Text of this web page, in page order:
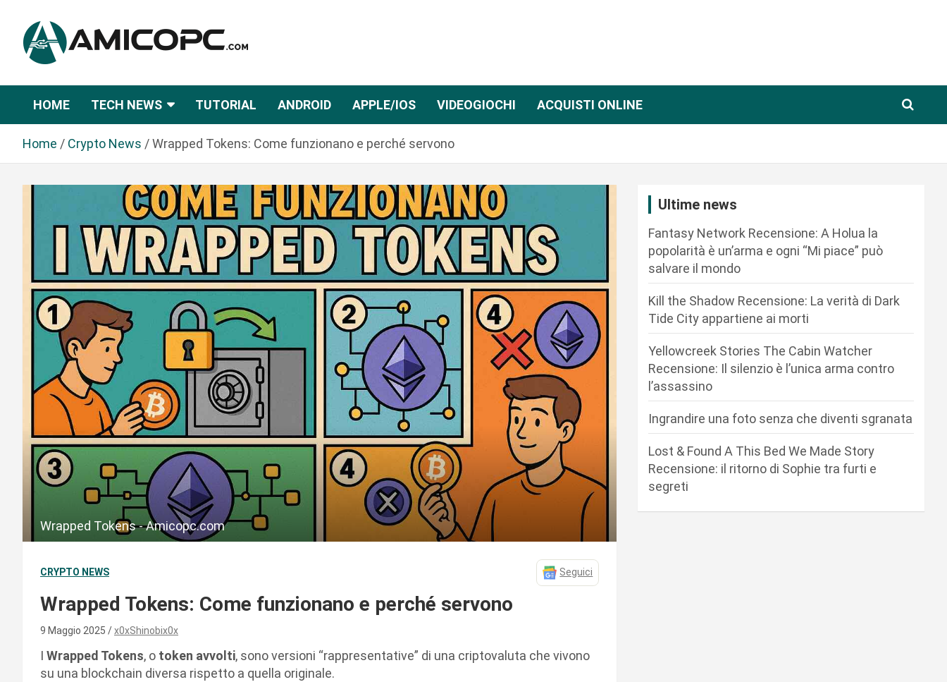
n
Amicopc.com
HOME TECH NEWS TUTORIAL ANDROID APPLE/IOS VIDEOGIOCHI ACQUISTI ONLINE
Home Crypto News Wrapped Tokens: Come funzionano e perché servono
Wrapped Tokens - Amicopc.com
CRYPTO NEWS Seguici
Wrapped Tokens: Come funzionano e perché servono
9 Maggio 2025 x0xShinobix0x
I Wrapped Tokens, o token avvolti, sono versioni “rappresentative” di una criptovaluta che vivono
su una blockchain diversa rispetto a quella originale.
Ultime news
Fantasy Network Recensione: A Holua la
popolarità è un’arma e ogni “Mi piace” può
salvare il mondo
Kill the Shadow Recensione: La verità di Dark
Tide City appartiene ai morti
Yellowcreek Stories The Cabin Watcher
Recensione: Il silenzio è l’unica arma contro
l’assassino
Ingrandire una foto senza che diventi sgranata
Lost & Found A This Bed We Made Story
Recensione: il ritorno di Sophie tra furti e
segreti